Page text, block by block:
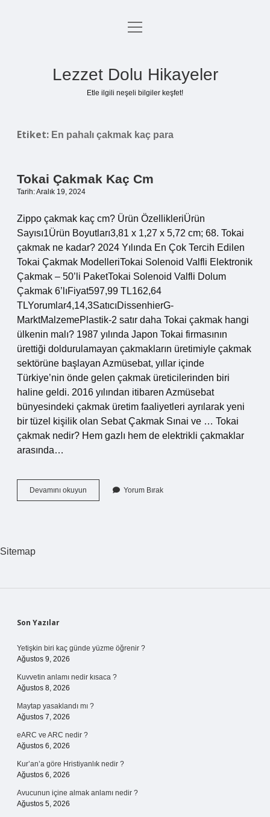
Anasayfa
menüyü
Lezzet Dolu Hikayeler
Etle ilgili neşeli bilgiler keşfet!
Etiket: En pahalı çakmak kaç para
Tokai Çakmak Kaç Cm
Tarih: Aralık 19, 2024
Zippo çakmak kaç cm? Ürün ÖzellikleriÜrün
Sayısı‎1Ürün Boyutları‎3,81 x 1,27 x 5,72 cm; 68. Tokai
çakmak ne kadar? 2024 Yılında En Çok Tercih Edilen
Tokai Çakmak ModelleriTokai Solenoid Valfli Elektronik
Çakmak – 50’li PaketTokai Solenoid Valfli Dolum
Çakmak 6’lıFiyat597,99 TL162,64
TLYorumlar4,14,3SatıcıDissenhierG-
MarktMalzemePlastik-2 satır daha Tokai çakmak hangi
ülkenin malı? 1987 yılında Japon Tokai firmasının
ürettiği doldurulamayan çakmakların üretimiyle çakmak
sektörüne başlayan Azmüsebat, yıllar içinde
Türkiye’nin önde gelen çakmak üreticilerinden biri
haline geldi. 2016 yılından itibaren Azmüsebat
bünyesindeki çakmak üretim faaliyetleri ayrılarak yeni
bir tüzel kişilik olan Sebat Çakmak Sınai ve … Tokai
çakmak nedir? Hem gazlı hem de elektrikli çakmaklar
arasında…
Devamını okuyun
Çakmak
Yorum Bırak
Sitemap
Sidebar
Son Yazılar
Yetişkin biri kaç günde yüzme öğrenir ?
Ağustos 9, 2026
Kuvvetin anlamı nedir kısaca ?
Ağustos 8, 2026
Maytap yasaklandı mı ?
Ağustos 7, 2026
eARC ve ARC nedir ?
Ağustos 6, 2026
Kur’an’a göre Hristiyanlık nedir ?
Ağustos 6, 2026
Avucunun içine almak anlamı nedir ?
Ağustos 5, 2026